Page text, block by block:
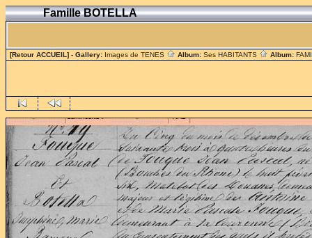
Famille BOTELLA
[Retour ACCUEIL] - Gallery: Images de TENES Album: Ses HABITANTS Album: